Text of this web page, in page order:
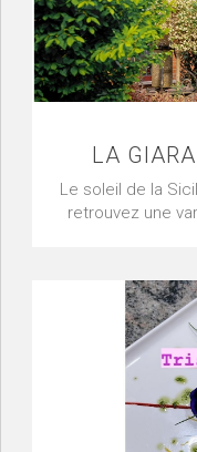
LA
Le soleil de la
retrouvez une